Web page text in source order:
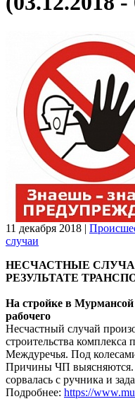
11 декабря 2018 |
случаи
НЕСЧАСТНЫЕ
РЕЗУЛЬТАТЕ
На стройке в Мурмансой
рабочего
Несчастный случай
строительства комплекса
Междуречья. Под
Причины ЧП выясняются.
сорвалась с ручника и
Подробнее: https://